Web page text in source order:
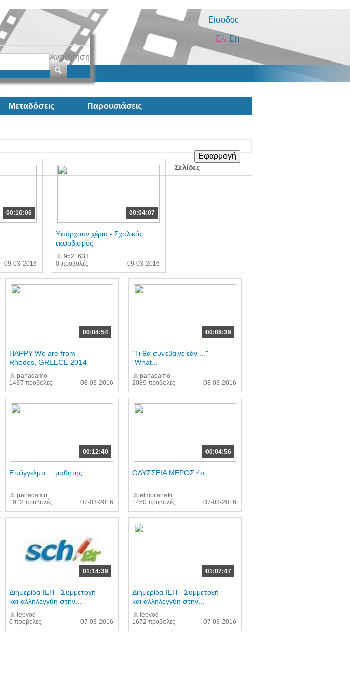
Είσοδος
Αναζήτηση
En
Ελ
Μεταδόσεις Παρουσιάσεις
00:10:06
09-03-2016
00:04:07
0 προβολές
Υπάρχουν χέρια - Σχολικός
εκφοβισμός
9521633
09-03-2016
00:04:54
1437 προβολές
HAPPY We are from
Rhodes, GREECE 2014
panadamo
08-03-2016
00:08:39
2089 προβολές
"Τι θα συνέβαινε εάν ..." -
"What...
panadamo
08-03-2016
00:12:40
1912 προβολές
Επάγγελμα ... μαθητής
panadamo
07-03-2016
00:04:56
1450 προβολές
ΟΔΥΣΣΕΙΑ ΜΕΡΟΣ 4ο
elmpilanaki
07-03-2016
01:14:39
0 προβολές
Διημερίδα ΙΕΠ - Συμμετοχή
και αλληλεγγύη στην...
iepvod
07-03-2016
01:07:47
1672 προβολές
Διημερίδα ΙΕΠ - Συμμετοχή
και αλληλεγγύη στην...
iepvod
07-03-2016
Σελίδες